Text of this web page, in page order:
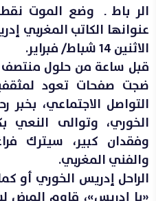
الر باط ـ وضع الموت
عنوانها الكاتب المغربي
الاثنين 14 شباط/ فبراير.
قبل ساعة من حلول منتصف
ضجت صفحات تعود
التواصل الاجتماعي، بخبر
الخوري، وتوالى النعي
وفقدان كبير، سيترك
والفني المغربي.
الراحل إدريس الخوري أو